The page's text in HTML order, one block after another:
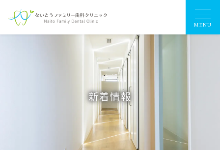
MENU
新着情報